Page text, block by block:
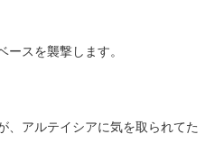
ースを襲撃します。
、アルテイシアに気を取られてた